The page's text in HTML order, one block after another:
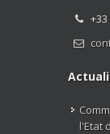
+33
l'Etat